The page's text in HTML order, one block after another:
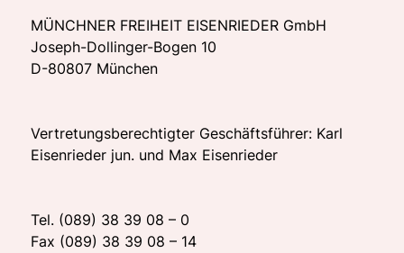
MÜNCHNER FREIHEIT EISENRIEDER GmbH
Joseph-Dollinger-Bogen 10
D-80807 München
Vertretungsberechtigter Geschäftsführer: Karl
Eisenrieder jun. und Max Eisenrieder
Tel. (089) 38 39 08 – 0
Fax (089) 38 39 08 – 14